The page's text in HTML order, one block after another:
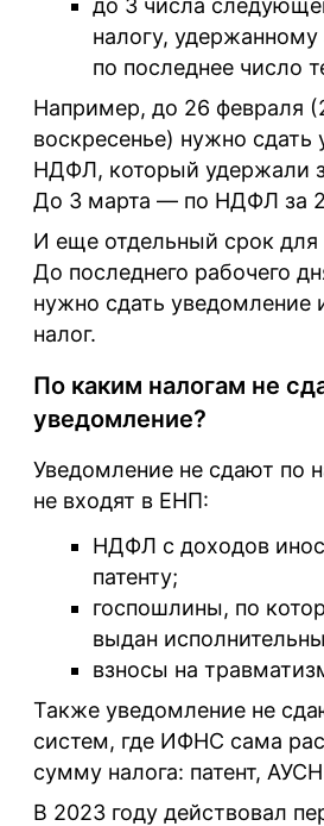
налогу,
по последнее число
Например, до 26 февраля
воскресенье) нужно сдать
НДФЛ, который удержали
До 3 марта — по НДФЛ за
И еще отдельный срок для
До последнего рабочего
нужно сдать уведомление
налог.
По каким налогам не
уведомление?
Уведомление не сдают по
не входят в ЕНП:
НДФЛ с доходов
патенту;
госпошлины, по
выдан
взносы на
Также уведомление не
систем, где ИФНС сама
сумму налога: патент,
В 2023 году действовал